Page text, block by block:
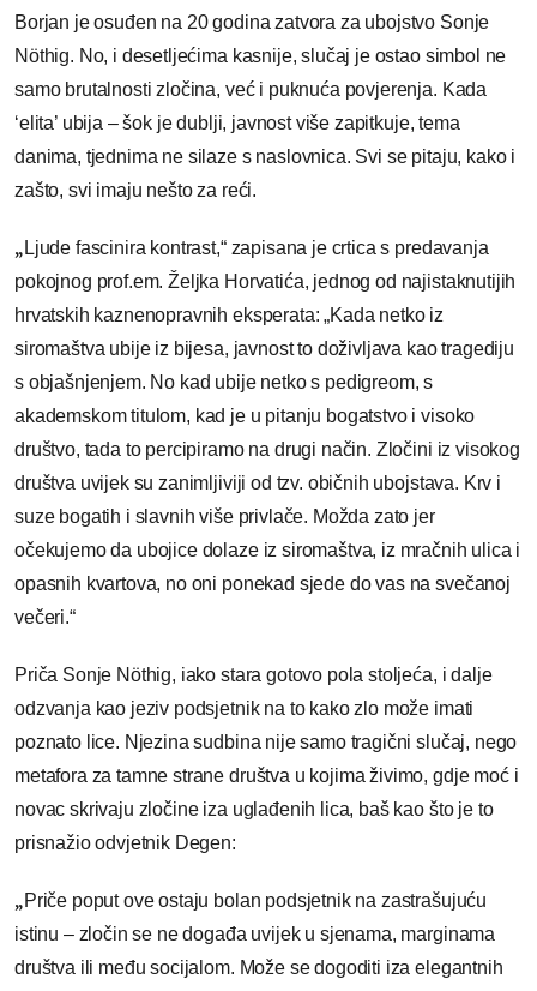
Borjan je osuđen na 20 godina zatvora za ubojstvo Sonje
Nöthig. No, i desetljećima kasnije, slučaj je ostao simbol ne
samo brutalnosti zločina, već i puknuća povjerenja. Kada
‘elita’ ubija – šok je dublji, javnost više zapitkuje, tema
danima, tjednima ne silaze s naslovnica. Svi se pitaju, kako i
zašto, svi imaju nešto za reći.
„ Ljude fascinira kontrast,“ zapisana je crtica s predavanja
pokojnog prof.em. Željka Horvatića, jednog od najistaknutijih
hrvatskih kaznenopravnih eksperata: „Kada netko iz
siromaštva ubije iz bijesa, javnost to doživljava kao tragediju
s objašnjenjem. No kad ubije netko s pedigreom, s
akademskom titulom, kad je u pitanju bogatstvo i visoko
društvo, tada to percipiramo na drugi način. Zločini iz visokog
društva uvijek su zanimljiviji od tzv. običnih ubojstava. Krv i
suze bogatih i slavnih više privlače. Možda zato jer
očekujemo da ubojice dolaze iz siromaštva, iz mračnih ulica i
opasnih kvartova, no oni ponekad sjede do vas na svečanoj
večeri.“
Priča Sonje Nöthig, iako stara gotovo pola stoljeća, i dalje
odzvanja kao jeziv podsjetnik na to kako zlo može imati
poznato lice. Njezina sudbina nije samo tragični slučaj, nego
metafora za tamne strane društva u kojima živimo, gdje moć i
novac skrivaju zločine iza uglađenih lica, baš kao što je to
prisnažio odvjetnik Degen:
„Priče poput ove ostaju bolan podsjetnik na zastrašujuću
istinu – zločin se ne događa uvijek u sjenama, marginama
društva ili među socijalom. Može se dogoditi iza elegantnih